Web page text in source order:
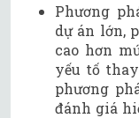
Phương
dự án lớn,
cao hơn
yếu tố
phương
đánh giá